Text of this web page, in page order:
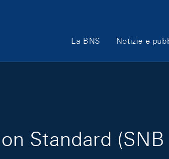
Main Navigation
La BNS Notizie e
Standard